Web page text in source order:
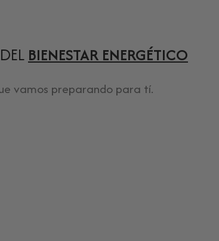
BIENESTAR ENERGÉTICO
vamos preparando para tí.